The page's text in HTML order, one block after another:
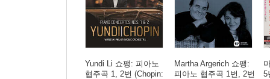
Yundi Li 쇼팽: 피아노
협주곡 1, 2번 (Chopin:
Martha Argerich 쇼팽:
피아노 협주곡 1번, 2번
5